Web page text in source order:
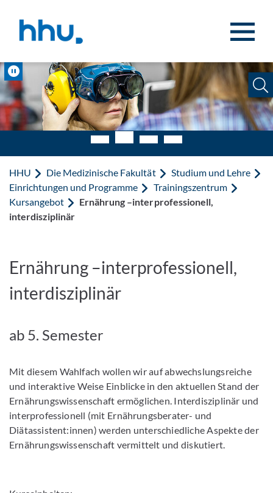
Pause
HHU Die Medizinische Fakultät
Studium und Lehre
Einrichtungen und Programme
Trainingszentrum
Kursangebot
Ernährung –interprofessionell,
interdisziplinär
Ernährung –interprofessionell,
interdisziplinär
ab 5. Semester
Mit diesem Wahlfach wollen wir auf abwechslungsreiche
und interaktive Weise Einblicke in den aktuellen Stand der
Ernährungswissenschaft ermöglichen. Interdisziplinär und
interprofessionell (mit Ernährungsberater- und
Diätassistent:innen) werden unterschiedliche Aspekte der
Ernährungswissenschaft vermittelt und diskutiert.